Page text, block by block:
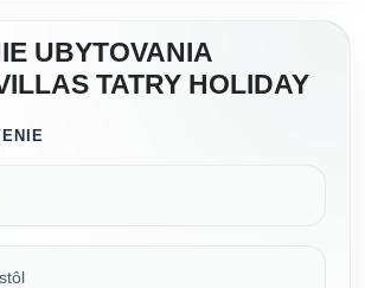
UBYTOVANIA
TATRY HOLIDAY